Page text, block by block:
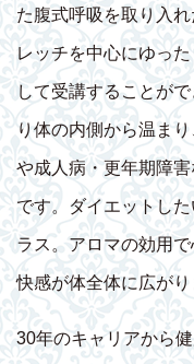
た腹式呼吸を取り入
レッチを中心にゆっ
して受講することが
り体の内側から温ま
や成人病・更年期障
です。ダイエットし
ラス。アロマの効用
快感が体全体に広がり
30年のキャリアから